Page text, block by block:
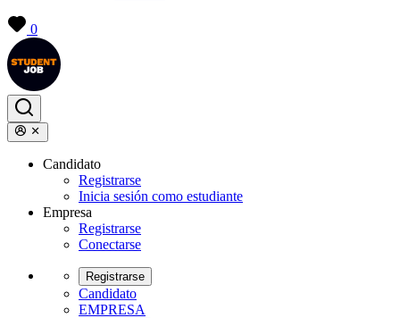
0
Candidato
Registrarse
Inicia sesión como estudiante
Empresa
Registrarse
Conectarse
Registrarse
Candidato
EMPRESA